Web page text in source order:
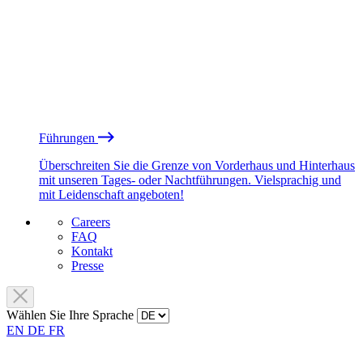
Führungen
Überschreiten Sie die Grenze von Vorderhaus und Hinterhaus
mit unseren Tages- oder Nachtführungen. Vielsprachig und
mit Leidenschaft angeboten!
Careers
FAQ
Kontakt
Presse
Wählen Sie Ihre Sprache
EN DE FR